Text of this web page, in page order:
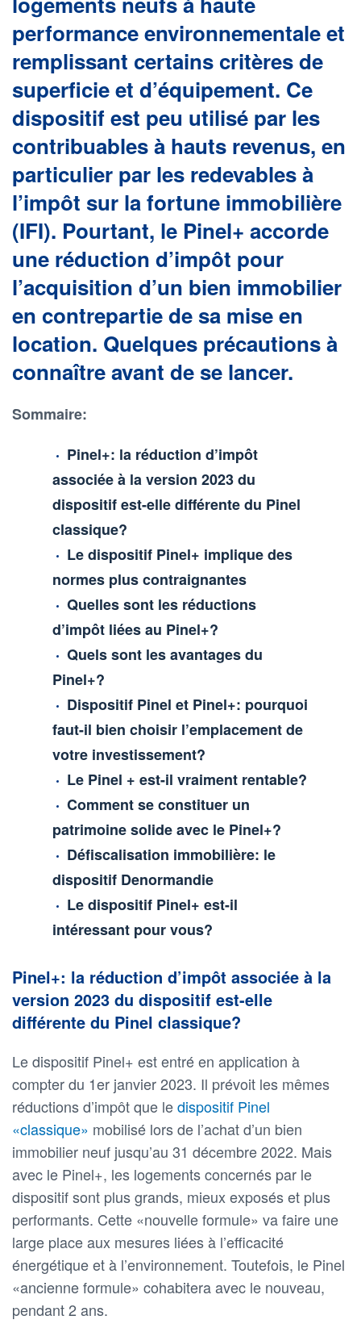
performance environnementale et
remplissant certains critères de
superficie et d’équipement. Ce
dispositif est peu utilisé par les
contribuables à hauts revenus, en
particulier par les redevables à
l’impôt sur la fortune immobilière
(IFI). Pourtant, le Pinel+ accorde
une réduction d’impôt pour
l’acquisition d’un bien immobilier
en contrepartie de sa mise en
location. Quelques précautions à
connaître avant de se lancer.
Sommaire:
Pinel+: la réduction d’impôt
associée à la version 2023 du
dispositif est-elle différente du Pinel
classique?
Le dispositif Pinel+ implique des
normes plus contraignantes
Quelles sont les réductions
d’impôt liées au Pinel+?
Quels sont les avantages du
Pinel+?
Dispositif Pinel et Pinel+: pourquoi
faut-il bien choisir l’emplacement de
votre investissement?
Le Pinel + est-il vraiment rentable?
Comment se constituer un
patrimoine solide avec le Pinel+?
Défiscalisation immobilière: le
dispositif Denormandie
Le dispositif Pinel+ est-il
intéressant pour vous?
Pinel+: la réduction d’impôt associée à la
version 2023 du dispositif est-elle
différente du Pinel classique?
Le dispositif Pinel+ est entré en application à
compter du 1er janvier 2023. Il prévoit les mêmes
réductions d’impôt que ledispositif Pinel
«classique» mobilisé lors de l’achat d’un bien
immobilier neuf jusqu’au 31 décembre 2022. Mais
avec le Pinel+, les logements concernés par le
dispositif sont plus grands, mieux exposés et plus
performants. Cette «nouvelle formule» va faire une
large place aux mesures liées à l’efficacité
énergétique et à l’environnement. Toutefois, le Pinel
«ancienne formule» cohabitera avec le nouveau,
pendant 2 ans.